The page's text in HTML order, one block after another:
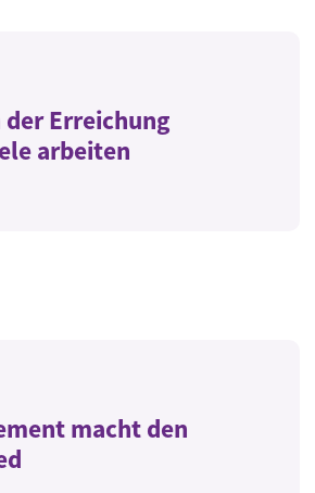
der Erreichung
arbeiten
macht den